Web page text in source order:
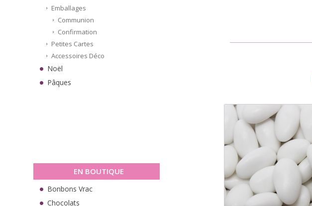
Emballages
Communion
Confirmation
Petites Cartes
Accessoires Déco
Noël
Pâques
EN BOUTIQUE
Bonbons Vrac
Chocolats